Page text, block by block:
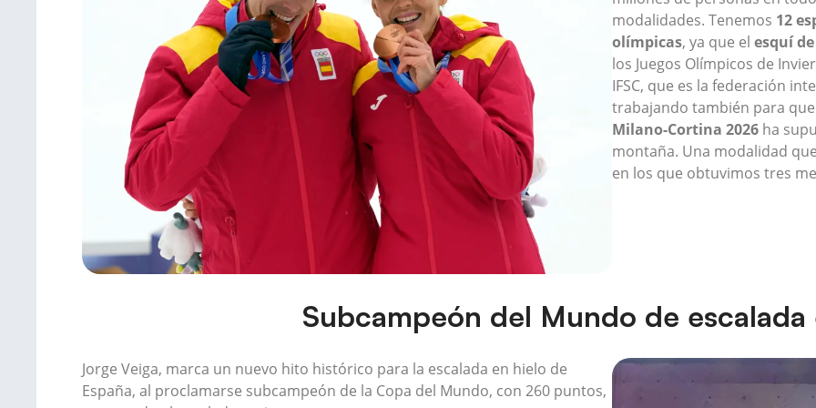
modalidades. Tenemos 12
olímpicas, ya que el esquí
los Juegos Olímpicos de
IFSC, que es la federación
trabajando también para
Milano-Cortina 2026 ha
montaña. Una modalidad
en los que obtuvimos tres
Subcampeón del Mundo de
Jorge Veiga, marca un nuevo hito histórico para la escalada en hielo de
España, al proclamarse subcampeón de la Copa del Mundo, con 260 puntos,